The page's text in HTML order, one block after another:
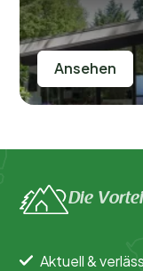
Ansehen
Die
Aktuell &